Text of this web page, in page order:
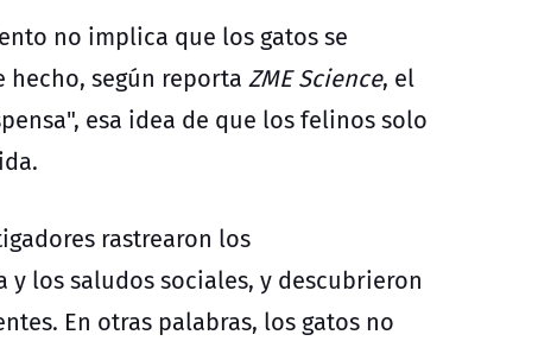
no implica que los gatos se
según reporta ZME Science, el
esa idea de que los felinos solo
rastrearon los
los saludos sociales, y descubrieron
En otras palabras, los gatos no